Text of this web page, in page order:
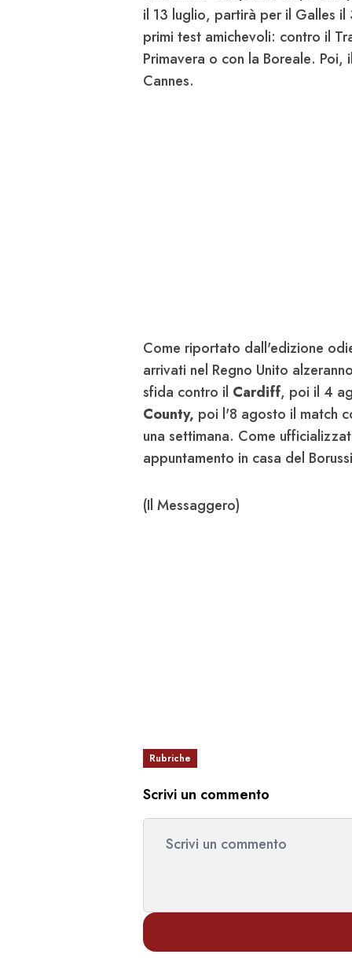
il 13 luglio, partirà per il Galles il
primi test amichevoli: contro il
Primavera o con la Boreale. Poi,
Cannes.
Come riportato dall'edizione
arrivati nel Regno Unito
sfida contro il Cardiff, poi il 4
County, poi l'8 agosto il match
una settimana. Come
appuntamento in casa del
(Il Messaggero)
Rubriche
Scrivi un commento